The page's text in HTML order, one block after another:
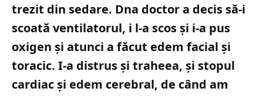
trezit din sedare. Dna doctor a decis să-i
scoată ventilatorul, i l-a scos şi i-a pus
oxigen şi atunci a făcut edem facial şi
toracic. I-a distrus şi traheea, şi stopul
cardiac şi edem cerebral, de când am